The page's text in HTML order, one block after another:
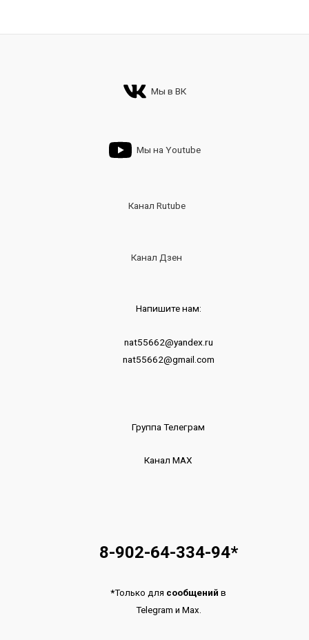
Мы в ВК
Мы на Youtube
Канал Rutube
Канал Дзен
Напишите нам:
nat55662@yandex.ru
nat55662@gmail.com
Группа Телеграм
Канал МАХ
8-902-64-334-94*
*Только для сообщений в
Telegram и Max.